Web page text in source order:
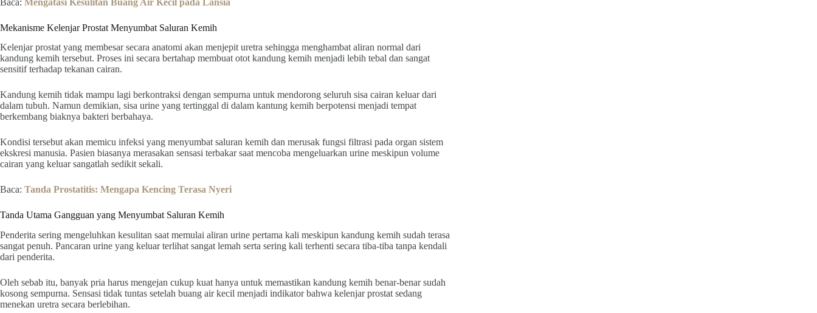
Mekanisme Kelenjar Prostat Menyumbat Saluran Kemih
Kelenjar prostat yang membesar secara anatomi akan menjepit uretra sehingga menghambat aliran normal dari
kandung kemih tersebut. Proses ini secara bertahap membuat otot kandung kemih menjadi lebih tebal dan sangat
sensitif terhadap tekanan cairan.
Kandung kemih tidak mampu lagi berkontraksi dengan sempurna untuk mendorong seluruh sisa cairan keluar dari
dalam tubuh. Namun demikian, sisa urine yang tertinggal di dalam kantung kemih berpotensi menjadi tempat
berkembang biaknya bakteri berbahaya.
Kondisi tersebut akan memicu infeksi yang menyumbat saluran kemih dan merusak fungsi filtrasi pada organ sistem
ekskresi manusia. Pasien biasanya merasakan sensasi terbakar saat mencoba mengeluarkan urine meskipun volume
cairan yang keluar sangatlah sedikit sekali.
Baca: Tanda Prostatitis: Mengapa Kencing Terasa Nyeri
Tanda Utama Gangguan yang Menyumbat Saluran Kemih
Penderita sering mengeluhkan kesulitan saat memulai aliran urine pertama kali meskipun kandung kemih sudah terasa
sangat penuh. Pancaran urine yang keluar terlihat sangat lemah serta sering kali terhenti secara tiba-tiba tanpa kendali
dari penderita.
Oleh sebab itu, banyak pria harus mengejan cukup kuat hanya untuk memastikan kandung kemih benar-benar sudah
kosong sempurna. Sensasi tidak tuntas setelah buang air kecil menjadi indikator bahwa kelenjar prostat sedang
menekan uretra secara berlebihan.